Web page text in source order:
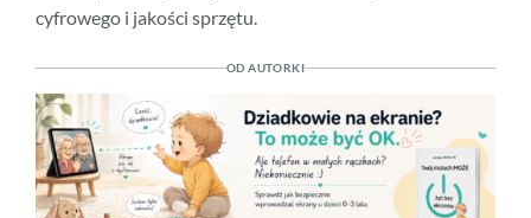
cyfrowego i jakości sprzętu.
OD AUTORKI